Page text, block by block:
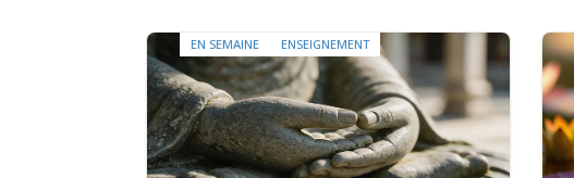
EN SEMAINE ENSEIGNEMENT